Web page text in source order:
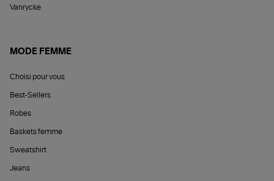
Vanrycke
MODE FEMME
Choisi pour vous
Best-Sellers
Robes
Baskets femme
Sweatshirt
Jeans